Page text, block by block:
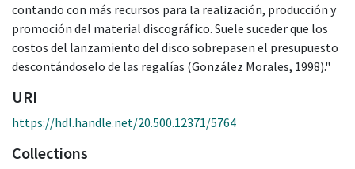
contando con más recursos para la realización, producción y
promoción del material discográfico. Suele suceder que los
costos del lanzamiento del disco sobrepasen el presupuesto
descontándoselo de las regalías (González Morales, 1998)."
URI
https://hdl.handle.net/20.500.12371/5764
Collections